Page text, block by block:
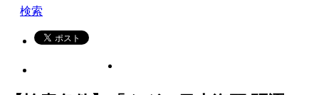
検索